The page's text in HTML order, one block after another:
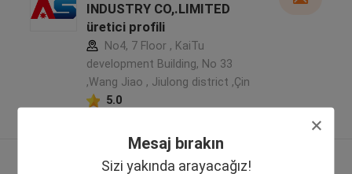
Mesaj bırakın
Sizi yakında arayacağız!
INDUSTRY CO,.LIMITED
üretici profili
No4, 7 Floor , KaiTu
development Building, No 33
,Wang Jiao , Jiulong district ,Çin
5.0
Daha fazla göster